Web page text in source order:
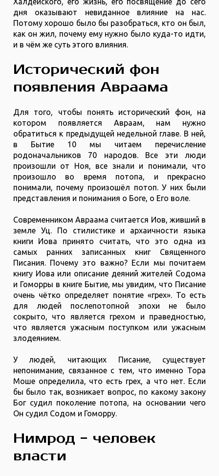
дня оказывают невиданное влияние на нас.
Потому хорошо было бы разобраться, кто он был,
как он жил, почему ему нужно было куда-то идти,
и в чём же суть этого влияния.
Исторический фон
появления Авраама
Для того, чтобы понять исторический фон, на
котором появляется Авраам, нам нужно
обратиться к предыдущей недельной главе. В ней,
в Бытие 10 мы читаем перечисление
родоначальников 70 народов. Все эти люди
произошли от Ноя, все знали и понимали, что
произошло во время потопа, и прекрасно
понимали, почему произошёл потоп. У них были
представления и понимания о Боге, о Его воле.
Современником Авраама считается Иов, живший в
земле Уц. По стилистике и архаичности языка
книги Иова принято считать, что это одна из
самых ранних записанных книг Священного
Писания. Почему это важно? Если мы почитаем
книгу Иова или описание деяний жителей Содома
и Гоморры в книге Бытие, мы увидим, что Писание
очень чётко определяет понятие «грех». То есть
для людей послепотопной эпохи не было
сокрыто, что является грехом и праведностью,
что является ужасным поступком или ужасным
злодеянием.
У людей, читающих Писание, существует
непонимание, связанное с тем, что именно Тора
Моше определила, что есть грех, а что нет. Если
бы было так, возникает вопрос, по какому закону
Бог судил поколение потопа, на основании чего
Он судил Содом и Гоморру.
Нимрод - человек
власти